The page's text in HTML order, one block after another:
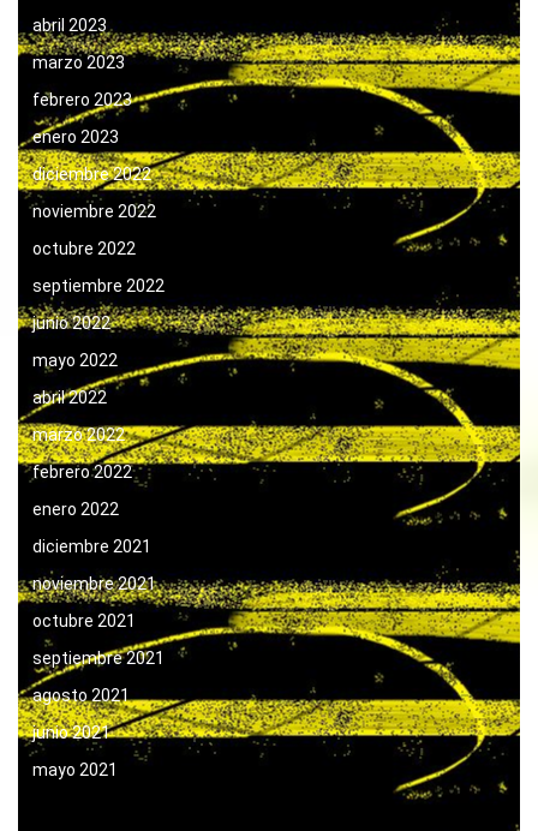
abril 2023
marzo 2023
febrero 2023
enero 2023
diciembre 2022
noviembre 2022
octubre 2022
septiembre 2022
junio 2022
mayo 2022
abril 2022
marzo 2022
febrero 2022
enero 2022
diciembre 2021
noviembre 2021
octubre 2021
septiembre 2021
agosto 2021
junio 2021
mayo 2021